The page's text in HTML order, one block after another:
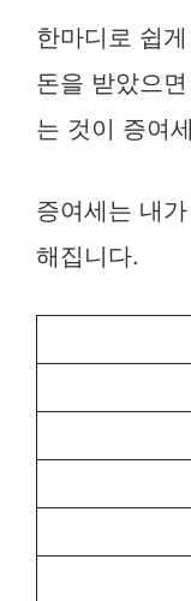
한마디로 쉽
돈을 받았으
는 것이 증여
증여세는 내
해집니다.